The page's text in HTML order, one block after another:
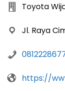
Toyota
Jl. Raya
https://